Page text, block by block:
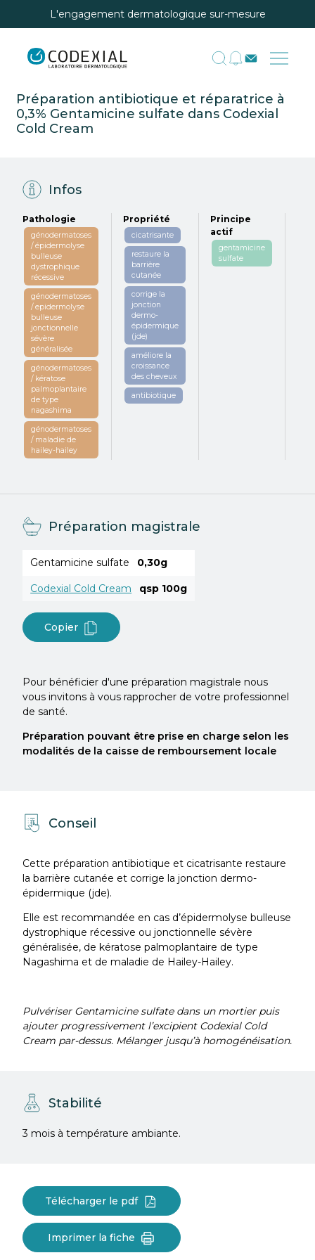
L'engagement dermatologique sur-mesure
Préparation antibiotique et réparatrice à
0,3% Gentamicine sulfate dans Codexial
Cold Cream
Infos
Pathologie
génodermatoses
/ épidermolyse
bulleuse
dystrophique
récessive
génodermatoses
/ epidermolyse
bulleuse
jonctionnelle
sévère
généralisée
génodermatoses
/ kératose
palmoplantaire
de type
nagashima
génodermatoses
/ maladie de
hailey-hailey
Propriété
cicatrisante
restaure la
barrière
cutanée
corrige la
jonction
dermo-
épidermique
(jde)
améliore la
croissance
des cheveux
antibiotique
Principe
actif
gentamicine
sulfate
Préparation magistrale
Gentamicine sulfate 0,30g
Codexial Cold Cream qsp 100g
Copier
Pour bénéficier d'une préparation magistrale nous
vous invitons à vous rapprocher de votre professionnel
de santé.
Préparation pouvant être prise en charge selon les
modalités de la caisse de remboursement locale
Conseil
Cette préparation antibiotique et cicatrisante restaure
la barrière cutanée et corrige la jonction dermo-
épidermique (jde).
Elle est recommandée en cas d’épidermolyse bulleuse
dystrophique récessive ou jonctionnelle sévère
généralisée, de kératose palmoplantaire de type
Nagashima et de maladie de Hailey-Hailey.
Pulvériser Gentamicine sulfate dans un mortier puis
ajouter progressivement l’excipient Codexial Cold
Cream par-dessus. Mélanger jusqu’à homogénéisation.
Stabilité
3 mois à température ambiante.
Télécharger le pdf
Imprimer la fiche